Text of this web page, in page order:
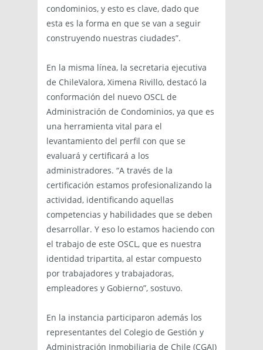
condominios, y esto es clave, dado que
esta es la forma en que se van a seguir
construyendo nuestras ciudades”.
En la misma línea, la secretaria ejecutiva
de ChileValora, Ximena Rivillo, destacó la
conformación del nuevo OSCL de
Administración de Condominios, ya que es
una herramienta vital para el
levantamiento del perfil con que se
evaluará y certificará a los
administradores. “A través de la
certificación estamos profesionalizando la
actividad, identificando aquellas
competencias y habilidades que se deben
desarrollar. Y eso lo estamos haciendo con
el trabajo de este OSCL, que es nuestra
identidad tripartita, al estar compuesto
por trabajadores y trabajadoras,
empleadores y Gobierno”, sostuvo.
En la instancia participaron además los
representantes del Colegio de Gestión y
Administración Inmobiliaria de Chile (CGAI)